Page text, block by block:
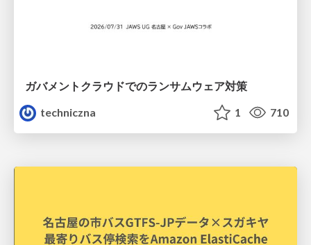
ガバメントクラウドでのランサムウェア対策
techniczna
1 710